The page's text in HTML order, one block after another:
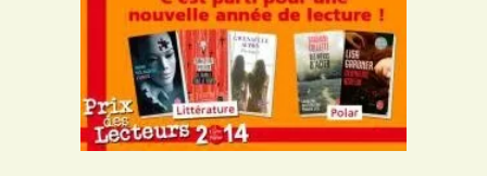
résultat
du
mois
de
juillet
et
la